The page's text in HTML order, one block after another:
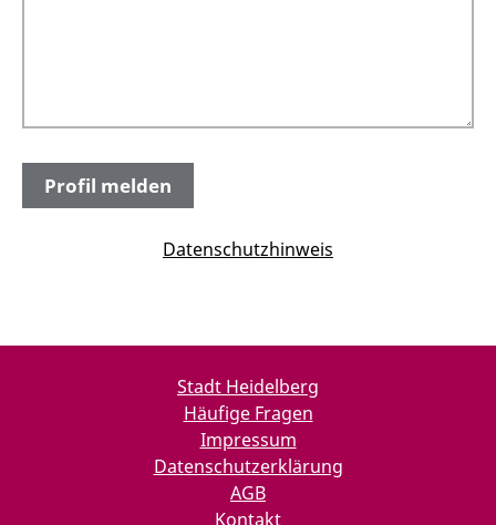
Datenschutzhinweis
Stadt Heidelberg
Häufige Fragen
Impressum
Datenschutzerklärung
AGB
Kontakt